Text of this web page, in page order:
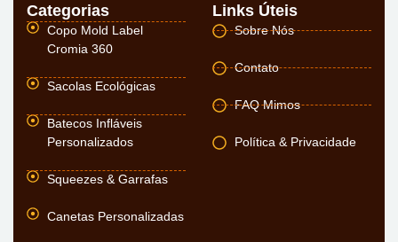
Categorias
Copo Mold Label
Cromia 360
Sacolas Ecológicas
Batecos Infláveis
Personalizados
Squeezes & Garrafas
Canetas Personalizadas
Links Úteis
Sobre Nós
Contato
FAQ Mimos
Política & Privacidade